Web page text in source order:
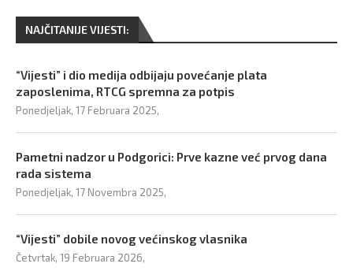
NAJČITANIJE VIJESTI:
“Vijesti” i dio medija odbijaju povećanje plata
zaposlenima, RTCG spremna za potpis
Ponedjeljak, 17 Februara 2025,
Pametni nadzor u Podgorici: Prve kazne već prvog dana
rada sistema
Ponedjeljak, 17 Novembra 2025,
“Vijesti” dobile novog većinskog vlasnika
Četvrtak, 19 Februara 2026,